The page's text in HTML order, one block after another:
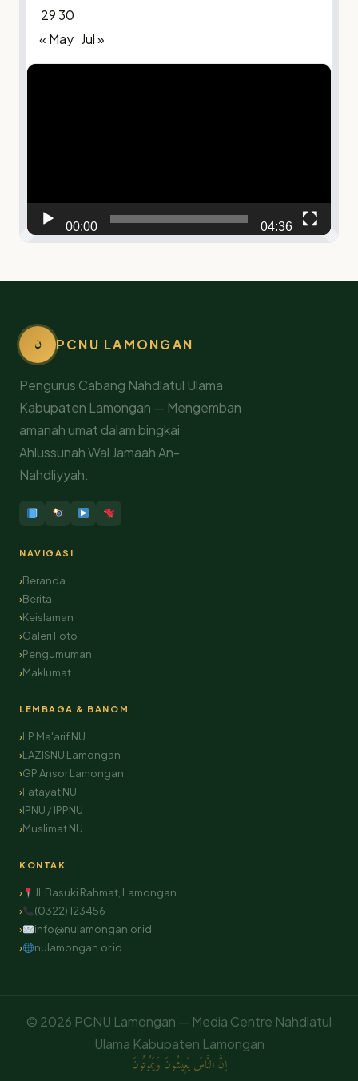
2930
« May Jul »
Video
00:00 04:36
ن PCNU LAMONGAN
Pengurus Cabang Nahdlatul Ulama
Kabupaten Lamongan — Mengemban
amanah umat dalam bingkai
Ahlussunah Wal Jamaah An-
Nahdliyyah.
NAVIGASI
Beranda
Berita
Keislaman
Galeri Foto
Pengumuman
Maklumat
LEMBAGA & BANOM
LP Ma'arif NU
LAZISNU Lamongan
GP Ansor Lamongan
Fatayat NU
IPNU / IPPNU
Muslimat NU
KONTAK
Jl. Basuki Rahmat, Lamongan
(0322) 123456
info@nulamongan.or.id
nulamongan.or.id
© 2026 PCNU Lamongan — Media Centre Nahdlatul
Ulama Kabupaten Lamongan
اِنَّ النَّاسَ يَعِيشُونَ وَيَمُوتُونَ